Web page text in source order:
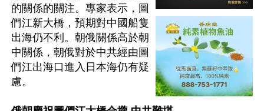
的關係的關注。專家表示，圖
們江新大橋，預期對中國船隻
出海仍不利。朝俄關係高於朝
中關係，朝俄對於中共經由圖
們江出海口進入日本海仍有疑
慮。